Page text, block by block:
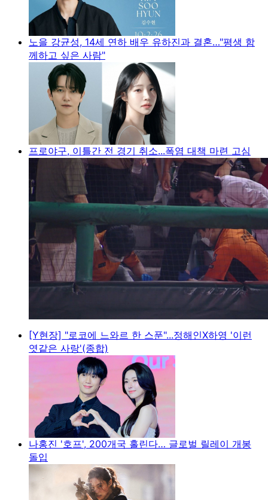
노을 강균성, 14세 연하 배우 유하진과 결혼…"평생 함
께하고 싶은 사람"
프로야구, 이틀간 전 경기 취소...폭염 대책 마련 고심
[Y현장] "로코에 느와르 한 스푼"...정해인X하영 '이런
엿같은 사랑'(종합)
나홍진 '호프', 200개국 홀린다… 글로벌 릴레이 개봉
돌입